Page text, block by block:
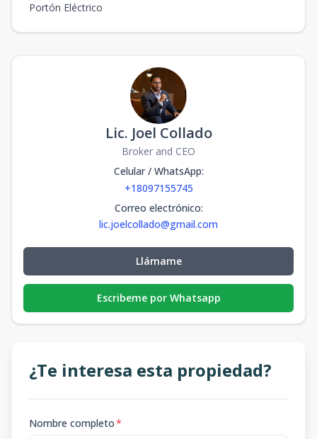
Portón Eléctrico
Lic. Joel Collado
Broker and CEO
Celular / WhatsApp:
+18097155745
Correo electrónico:
lic.joelcollado@gmail.com
Llámame
Escribeme por Whatsapp
¿Te interesa esta propiedad?
Nombre completo*